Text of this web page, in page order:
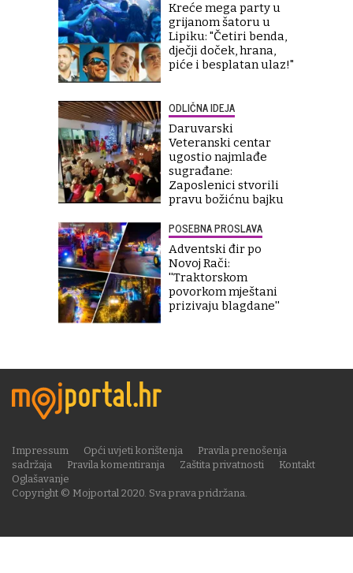
Kreće mega party u
grijanom šatoru u
Lipiku: "Četiri benda,
dječji doček, hrana,
piće i besplatan ulaz!"
ODLIČNA IDEJA
Daruvarski
Veteranski centar
ugostio najmlađe
sugrađane:
Zaposlenici stvorili
pravu božićnu bajku
POSEBNA PROSLAVA
Adventski đir po
Novoj Rači:
''Traktorskom
povorkom mještani
prizivaju blagdane''
Copyright © Mojportal 2020. Sva prava pridržana.
Impressum Opći uvjeti korištenja
Pravila prenošenja
sadržaja
Pravila komentiranja Zaštita privatnosti
Kontakt
Oglašavanje